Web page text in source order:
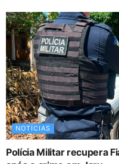
NOTÍCIAS
Polícia Militar recupera